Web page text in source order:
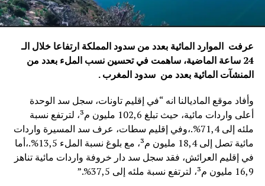
عرفت الموارد المائية بعدد من سدود المملكة ارتفاعا خلال الـ
24 ساعة الماضية، ساهمت في تحسين نسب الملء بعدد من
المنشآت المائية بعدد من سدود المغرب .
وأفاد موقع الماديالنا انه “في إقليم تاونات، سجل سد الوحدة
أعلى واردات مائية، حيث تبلغ 102,6 مليون م³، لترتفع نسبة
ملئه إلى 71,4%.،وفي إقليم سطات، عرف سد المسيرة واردات
مائية تصل إلى 18,4 مليون م³، مع بلوغ نسبة الملء 13,5%.،أما
في إقليم العرائش، فقد سجل سد دار خروفة واردات مائية تناهز
16,9 مليون م³، لترتفع نسبة ملئه إلى 37,5%.”